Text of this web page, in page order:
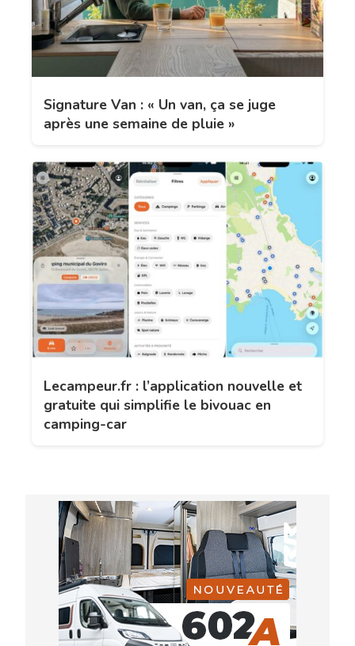
Signature Van : « Un van, ça se juge
après une semaine de pluie »
Lecampeur.fr : l’application nouvelle et
gratuite qui simplifie le bivouac en
camping-car